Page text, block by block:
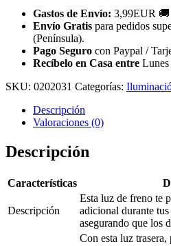
Gastos de Envío: 3,99EUR 🚚
Envío Gratis para pedidos
(Península).
Pago Seguro con Paypal /
Recíbelo en Casa entre
SKU: 0202031 Categorías:
Descripción
Valoraciones (0)
Descripción
Características
Descripción
Esta luz de freno te
adicional durante
asegurando que los
Con esta luz